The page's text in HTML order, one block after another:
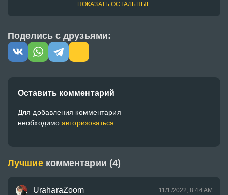
ПОКАЗАТЬ ОСТАЛЬНЫЕ
Поделись с друзьями:
Оставить комментарий
Для добавления комментария
необходимоавторизоваться.
Лучшие комментарии (4)
UraharaZoom 11/1/2022, 8:44 AM